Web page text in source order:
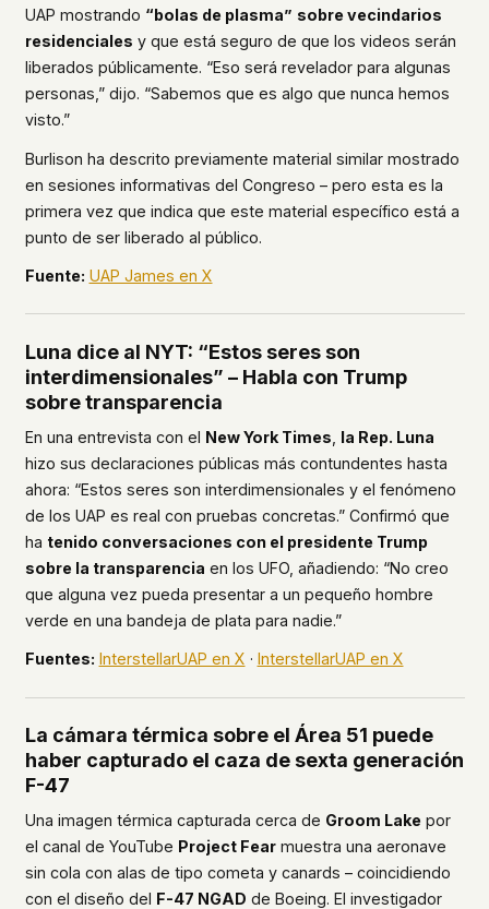
UAP mostrando “bolas de plasma” sobre vecindarios
residenciales y que está seguro de que los videos serán
liberados públicamente. “Eso será revelador para algunas
personas,” dijo. “Sabemos que es algo que nunca hemos
visto.”
Burlison ha descrito previamente material similar mostrado
en sesiones informativas del Congreso – pero esta es la
primera vez que indica que este material específico está a
punto de ser liberado al público.
Fuente: UAP James en X
Luna dice al NYT: “Estos seres son
interdimensionales” – Habla con Trump
sobre transparencia
En una entrevista con el New York Times la Rep. Luna
hizo sus declaraciones públicas más contundentes hasta
ahora: “Estos seres son interdimensionales y el fenómeno
de los UAP es real con pruebas concretas.” Confirmó que
ha tenido conversaciones con el presidente Trump
sobre la transparencia en los UFO, añadiendo: “No creo
que alguna vez pueda presentar a un pequeño hombre
verde en una bandeja de plata para nadie.”
Fuentes: InterstellarUAP en X · InterstellarUAP en X
La cámara térmica sobre el Área 51 puede
haber capturado el caza de sexta generación
F-47
Una imagen térmica capturada cerca de Groom Lake por
el canal de YouTube Project Fearmuestra una aeronave
sin cola con alas de tipo cometa y canards – coincidiendo
con el diseño del F-47 NGAD de Boeing. El investigador